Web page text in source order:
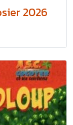
2026